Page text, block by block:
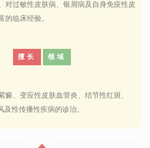
对过敏性皮肤病、银屑病及自身免疫性皮
的临床经验。
擅长 领域
、变应性皮肤血管炎、结节性红斑、
及性传播性疾病的诊治。